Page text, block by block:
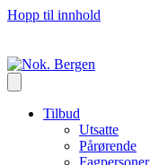
Hopp til innhold
Tilbud
Utsatte
Pårørende